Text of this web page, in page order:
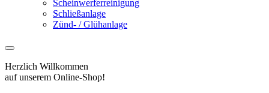
Scheinwerferreinigung
Schließanlage
Zünd- / Glühanlage
Herzlich Willkommen
auf unserem Online-Shop!